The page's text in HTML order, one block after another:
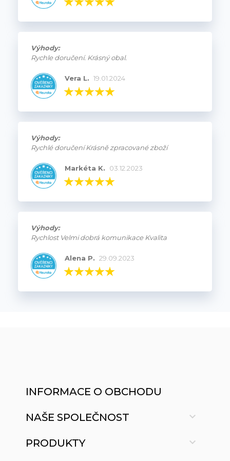
Výhody:
Rychle doručení. Krásný obal.
Vera L. 19.01.2024
Výhody:
Rychlé doručení Krásně zpracované zboží
Markéta K. 03.12.2023
Výhody:
Rychlost Velmi dobrá komunikace Kvalita
Alena P. 29.09.2023
INFORMACE O OBCHODU
NAŠE SPOLEČNOST 
PRODUKTY 